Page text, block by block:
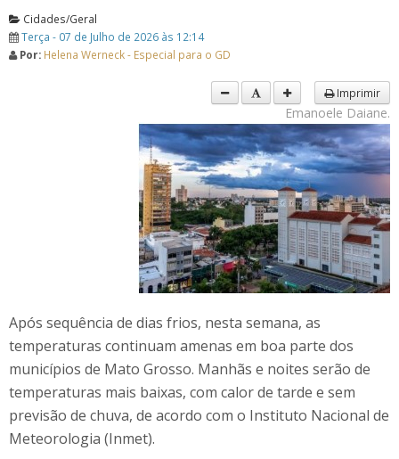
Cidades/Geral
Terça - 07 de Julho de 2026 às 12:14
Por: Helena Werneck - Especial para o GD
Imprimir
Emanoele Daiane.
Após sequência de dias frios, nesta semana, as
temperaturas continuam amenas em boa parte dos
municípios de Mato Grosso. Manhãs e noites serão de
temperaturas mais baixas, com calor de tarde e sem
previsão de chuva, de acordo com o Instituto Nacional de
Meteorologia (Inmet).